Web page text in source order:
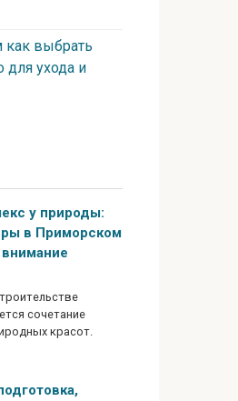
как выбрать
для ухода и
у природы:
в Приморском
сочетание
красот.